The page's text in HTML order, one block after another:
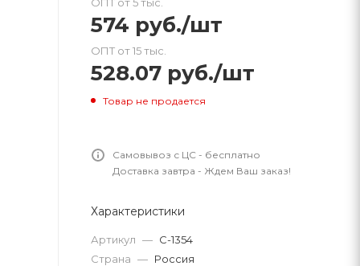
574 руб./шт
ОПТ от 15 тыс.
528.07 руб./шт
Товар не продается
Самовывоз с ЦС - бесплатно
Доставка завтра - Ждем Ваш заказ!
Характеристики
Артикул — С-1354
Страна — Россия